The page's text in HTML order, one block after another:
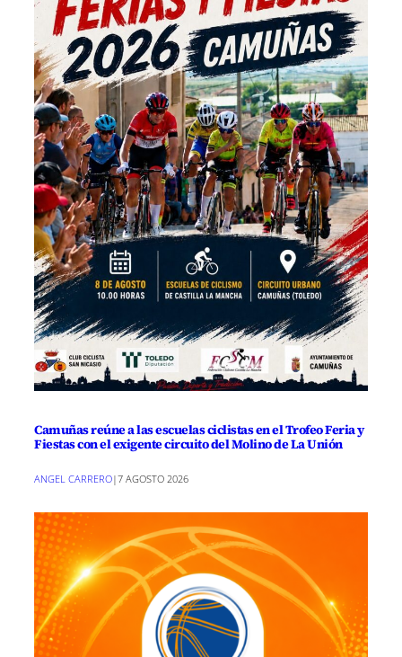
Camuñas reúne a las escuelas ciclistas en el Trofeo Feria y
Fiestas con el exigente circuito del Molino de La Unión
ANGEL CARRERO|7 AGOSTO 2026